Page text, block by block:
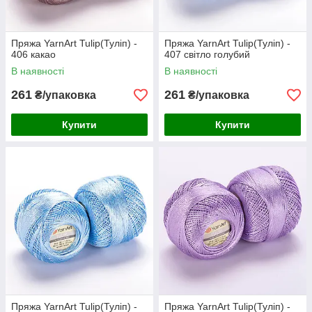
Пряжа YarnАrt Tulip(Туліп) -
406 какао
В наявності
261 ₴/упаковка
Купити
Пряжа YarnАrt Tulip(Туліп) -
407 світло голубий
В наявності
261 ₴/упаковка
Купити
Пряжа YarnАrt Tulip(Туліп) - Пряжа YarnАrt Tulip(Туліп) -